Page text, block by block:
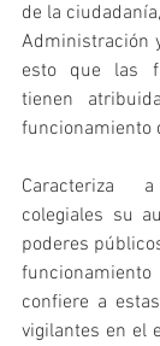
de la
Administración
esto que las
tienen
funcionamiento
Caracteriza
colegiales su
poderes
confiere a
vigilantes en el